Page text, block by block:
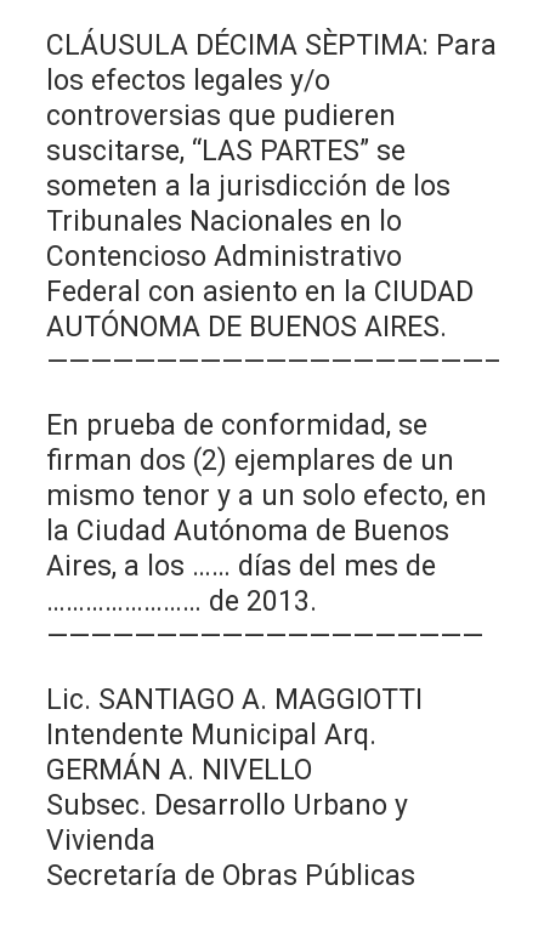
CLÁUSULA DÉCIMA SÈPTIMA: Para
los efectos legales y/o
controversias que pudieren
suscitarse, “LAS PARTES” se
someten a la jurisdicción de los
Tribunales Nacionales en lo
Contencioso Administrativo
Federal con asiento en la CIUDAD
AUTÓNOMA DE BUENOS AIRES.
————————————————————–
En prueba de conformidad, se
firman dos (2) ejemplares de un
mismo tenor y a un solo efecto, en
la Ciudad Autónoma de Buenos
Aires, a los …… días del mes de
…………………… de 2013.
————————————————————
Lic. SANTIAGO A. MAGGIOTTI
Intendente Municipal Arq.
GERMÁN A. NIVELLO
Subsec. Desarrollo Urbano y
Vivienda
Secretaría de Obras Públicas